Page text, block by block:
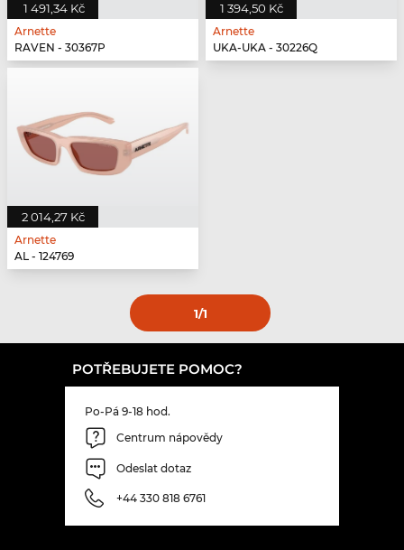
1 491,34 Kč
Arnette
RAVEN - 30367P
1 394,50 Kč
Arnette
UKA-UKA - 30226Q
2 014,27 Kč
Arnette
AL - 124769
1/1
POTŘEBUJETE POMOC?
Po-Pá 9-18 hod.
Centrum nápovědy
Odeslat dotaz
+44 330 818 6761